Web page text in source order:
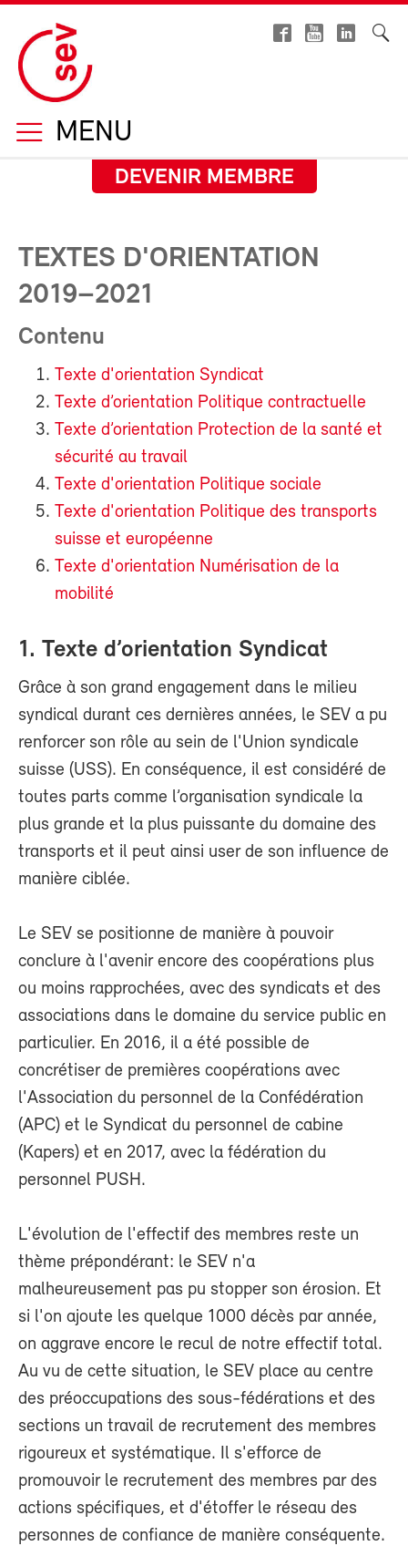
MENU
DEVENIR MEMBRE
TEXTES D'ORIENTATION
2019–2021
Contenu
Texte d'orientation Syndicat
Texte d’orientation Politique contractuelle
Texte d’orientation Protection de la santé et
sécurité au travail
Texte d'orientation Politique sociale
Texte d'orientation Politique des transports
suisse et européenne
Texte d'orientation Numérisation de la
mobilité
1. Texte d’orientation Syndicat
Grâce à son grand engagement dans le milieu
syndical durant ces dernières années, le SEV a pu
renforcer son rôle au sein de l'Union syndicale
suisse (USS). En conséquence, il est considéré de
toutes parts comme l’organisation syndicale la
plus grande et la plus puissante du domaine des
transports et il peut ainsi user de son influence de
manière ciblée.
Le SEV se positionne de manière à pouvoir
conclure à l'avenir encore des coopérations plus
ou moins rapprochées, avec des syndicats et des
associations dans le domaine du service public en
particulier. En 2016, il a été possible de
concrétiser de premières coopérations avec
l'Association du personnel de la Confédération
(APC) et le Syndicat du personnel de cabine
(Kapers) et en 2017, avec la fédération du
personnel PUSH.
L'évolution de l'effectif des membres reste un
thème prépondérant: le SEV n'a
malheureusement pas pu stopper son érosion. Et
si l'on ajoute les quelque 1000 décès par année,
on aggrave encore le recul de notre effectif total.
Au vu de cette situation, le SEV place au centre
des préoccupations des sous-fédérations et des
sections un travail de recrutement des membres
rigoureux et systématique. Il s'efforce de
promouvoir le recrutement des membres par des
actions spécifiques, et d'étoffer le réseau des
personnes de confiance de manière conséquente.